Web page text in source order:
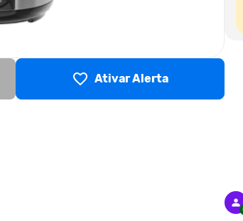
Ativar Alerta